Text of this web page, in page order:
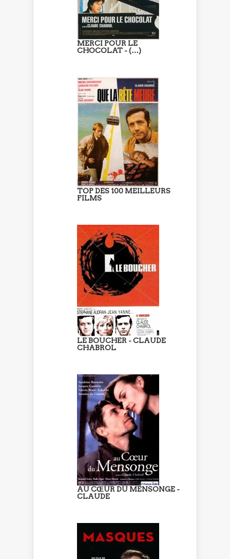
MERCI POUR LE
CHOCOLAT - (…)
TOP DES 100 MEILLEURS
FILMS
LE BOUCHER - CLAUDE
CHABROL
AU CŒUR DU MENSONGE -
CLAUDE